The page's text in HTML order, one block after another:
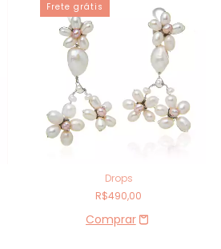
Frete grátis
Drops
R$490,00